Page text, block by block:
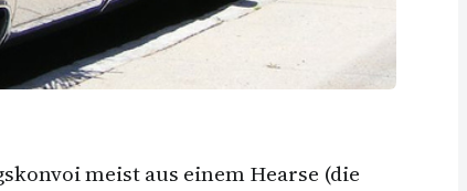
meist aus einem Hearse (die